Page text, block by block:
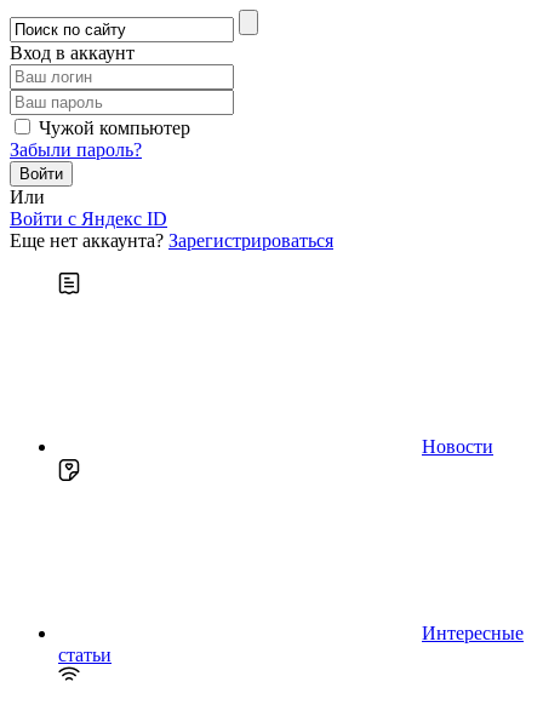
Вход в аккаунт
Чужой компьютер
Забыли пароль?
Или
Войти c Яндекс ID
Еще нет аккаунта? Зарегистрироваться
Новости
Интересные
статьи